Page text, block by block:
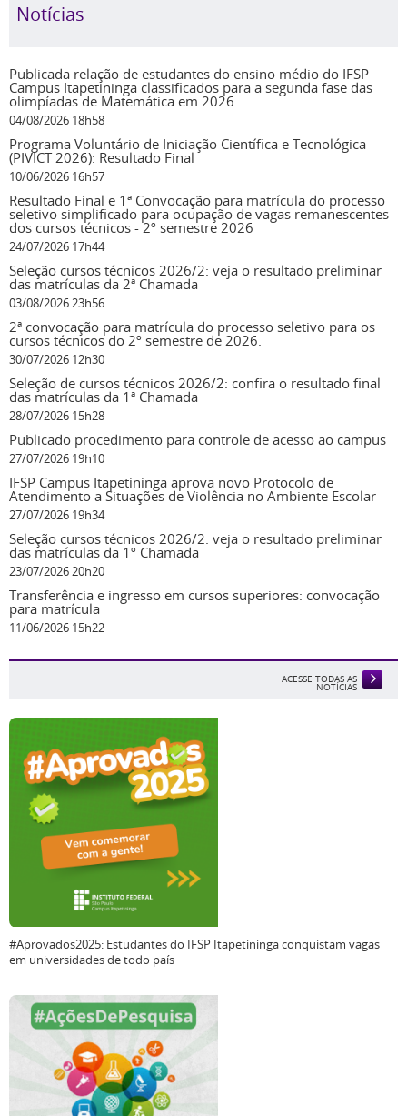
Notícias
Publicada relação de estudantes do ensino médio do IFSP
Campus Itapetininga classificados para a segunda fase das
olimpíadas de Matemática em 2026
04/08/2026 18h58
Programa Voluntário de Iniciação Científica e Tecnológica
(PIVICT 2026): Resultado Final
10/06/2026 16h57
Resultado Final e 1ª Convocação para matrícula do processo
seletivo simplificado para ocupação de vagas remanescentes
dos cursos técnicos - 2º semestre 2026
24/07/2026 17h44
Seleção cursos técnicos 2026/2: veja o resultado preliminar
das matrículas da 2ª Chamada
03/08/2026 23h56
2ª convocação para matrícula do processo seletivo para os
cursos técnicos do 2º semestre de 2026.
30/07/2026 12h30
Seleção de cursos técnicos 2026/2: confira o resultado final
das matrículas da 1ª Chamada
28/07/2026 15h28
Publicado procedimento para controle de acesso ao campus
27/07/2026 19h10
IFSP Campus Itapetininga aprova novo Protocolo de
Atendimento a Situações de Violência no Ambiente Escolar
27/07/2026 19h34
Seleção cursos técnicos 2026/2: veja o resultado preliminar
das matrículas da 1º Chamada
23/07/2026 20h20
Transferência e ingresso em cursos superiores: convocação
para matrícula
11/06/2026 15h22
ACESSE TODAS AS
NOTÍCIAS
#Aprovados2025: Estudantes do IFSP Itapetininga conquistam vagas
em universidades de todo país